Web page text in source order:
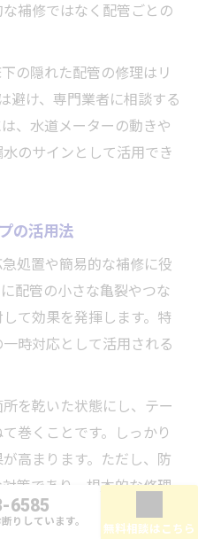
補修ではなく配管ごとの
の隠れた配管の修理はリ
避け、専門業者に相談する
、水道メーターの動きや
のサインとして活用でき
の活用法
処置や簡易的な補修に役
配管の小さな亀裂やつな
て効果を発揮します。特
時対応として活用される
を乾いた状態にし、テー
巻くことです。しっかり
高まります。ただし、防
策であり、根本的な修理
必要です。
6585
りしています。
無料相談はこちら